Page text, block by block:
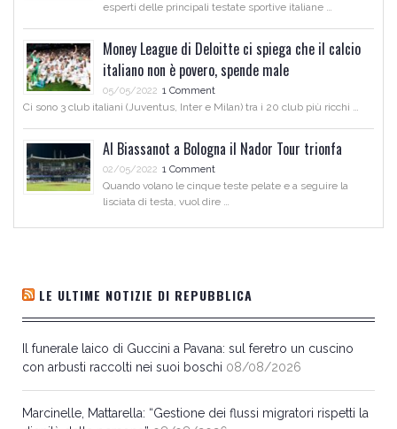
esperti delle principali testate sportive italiane …
Money League di Deloitte ci spiega che il calcio
italiano non è povero, spende male
05/05/2022 1 Comment
Ci sono 3 club italiani (Juventus, Inter e Milan) tra i 20 club più ricchi …
Al Biassanot a Bologna il Nador Tour trionfa
02/05/2022 1 Comment
Quando volano le cinque teste pelate e a seguire la
lisciata di testa, vuol dire …
LE ULTIME NOTIZIE DI REPUBBLICA
Il funerale laico di Guccini a Pavana: sul feretro un cuscino
con arbusti raccolti nei suoi boschi 08/08/2026
Marcinelle, Mattarella: “Gestione dei flussi migratori rispetti la